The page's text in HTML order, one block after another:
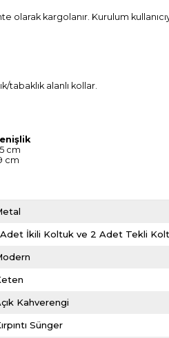
olarak kargolanır. Kurulum
alanlı kollar.
cm
cm
Adet İkili Koltuk ve 2 Adet Tekli
Kahverengi
Sünger